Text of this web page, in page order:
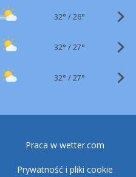
32° /26°
32° /27°
32° /27°
Praca w wetter.com
Prywatność i pliki cookie